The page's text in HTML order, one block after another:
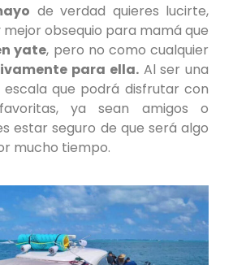
de verdad quieres lucirte,
obsequio para mamá que
yate, pero no como cualquier
para ella.Al ser una
que podrá disfrutar con
ya sean amigos o
estar seguro de que será algo
mucho tiempo.